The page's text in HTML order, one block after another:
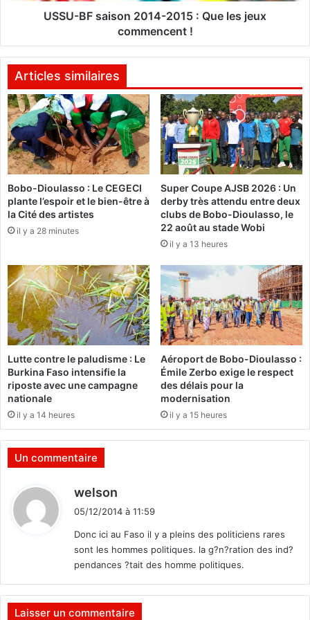
r
o
n
c
i
l
i
a
t
i
o
a
t
i
o
n
a
l
e
e
t
d
s
s
o
n
0
1
4
-
2
0
1
5
:
Q
u
e
s
j
e
u
x
c
o
m
e
c
e
USSU-BF saison 2014-2015 : Que les jeux
commencent !
Articles similaires
Bobo-Dioulasso : Le CEGECI
plante l’espoir et le bien-être à
la Cité des artistes
il y a 28 minutes
Super Coupe AJSB 2026 : Un
derby très attendu entre deux
clubs de Bobo-Dioulasso, le
22 août au stade Wobi
il y a 13 heures
Lutte contre le paludisme : Le
Burkina Faso intensifie la
riposte avec une campagne
nationale
il y a 14 heures
Aéroport de Bobo-Dioulasso :
Émile Zerbo exige le respect
des délais pour la
modernisation
il y a 15 heures
Un commentaire
welson
:
05/12/2014 à 11:59
Donc ici au Faso il y a pleins des politiciens rares
sont les hommes politiques. la g?n?ration des ind?
pendances ?tait des homme politiques.
Laisser un commentaire